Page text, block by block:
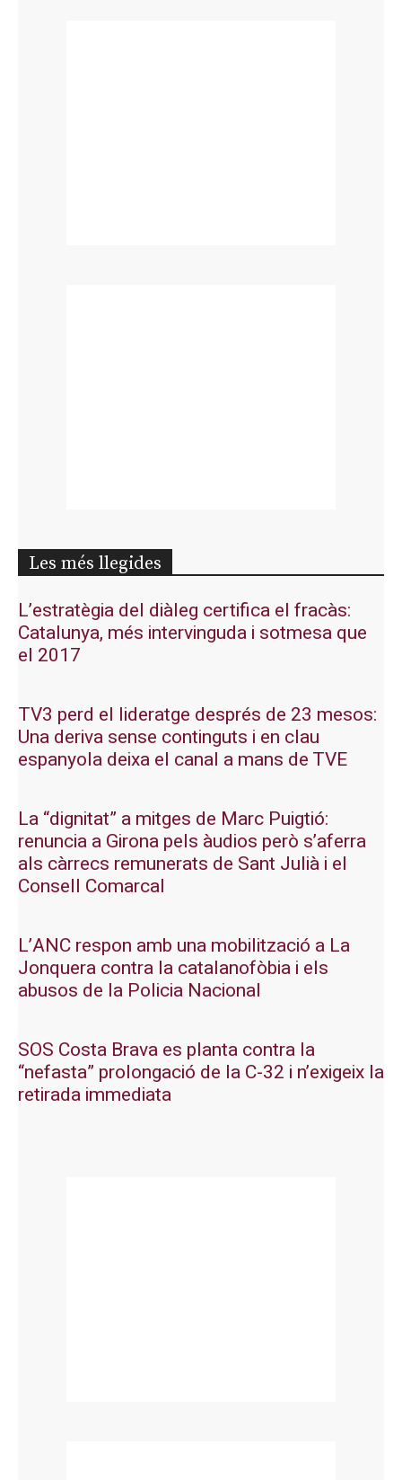
Les més llegides
L’estratègia del diàleg certifica el fracàs:
Catalunya, més intervinguda i sotmesa que
el 2017
TV3 perd el lideratge després de 23 mesos:
Una deriva sense continguts i en clau
espanyola deixa el canal a mans de TVE
La “dignitat” a mitges de Marc Puigtió:
renuncia a Girona pels àudios però s’aferra
als càrrecs remunerats de Sant Julià i el
Consell Comarcal
L’ANC respon amb una mobilització a La
Jonquera contra la catalanofòbia i els
abusos de la Policia Nacional
SOS Costa Brava es planta contra la
“nefasta” prolongació de la C-32 i n’exigeix la
retirada immediata